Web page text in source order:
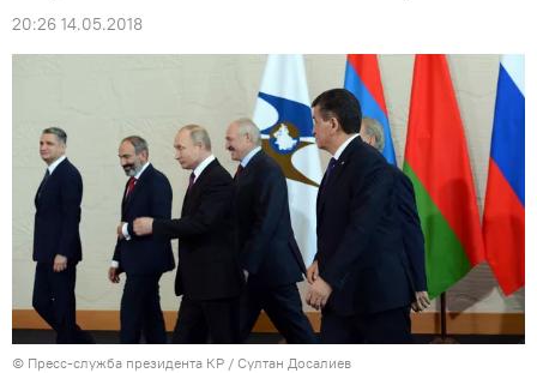
20:26 14.05.2018
© Пресс-служба президента КР / Султан Досалиев